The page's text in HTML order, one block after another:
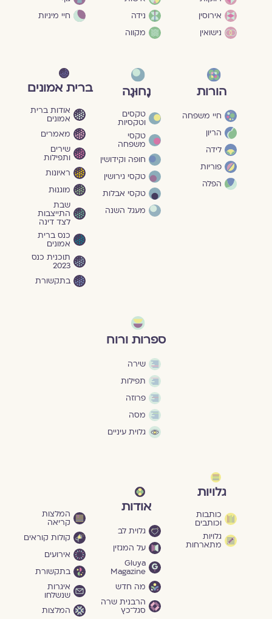
אירוסין
נישואין
נידה
מקווה
חיי מיניות
הורות
חיי משפחה
הריון
לידה
פוריות
הפלה
נָחוּגָה
טקסים
וטקסיות
טקסי
משפחה
חופה וקידושין
טקסי גירושין
טקסי אבלות
מעגל השנה
ברית אמונים
אודות ברית
אמונים
מאמרים
שירים
ותפילות
ראיונות
מוגנוּת
שבת
התייצבות
לצד דינה
כנס ברית
אמונים
תוכנית כנס
2023
בתקשורת
ספרות ורוח
שירה
תפילות
פרוזה
מסה
גלוית עיניים
גלויות
כותבות
וכותבים
גלויות
מתארחות
אודות
גלוית לב
על המגזין
Gluya
Magazine
מה חדש
הרבנית שרה
סגל־כץ
המלצות
קריאה
קולות קוראים
אירועים
בתקשורת
איגרות
שנשלחו
המלצות